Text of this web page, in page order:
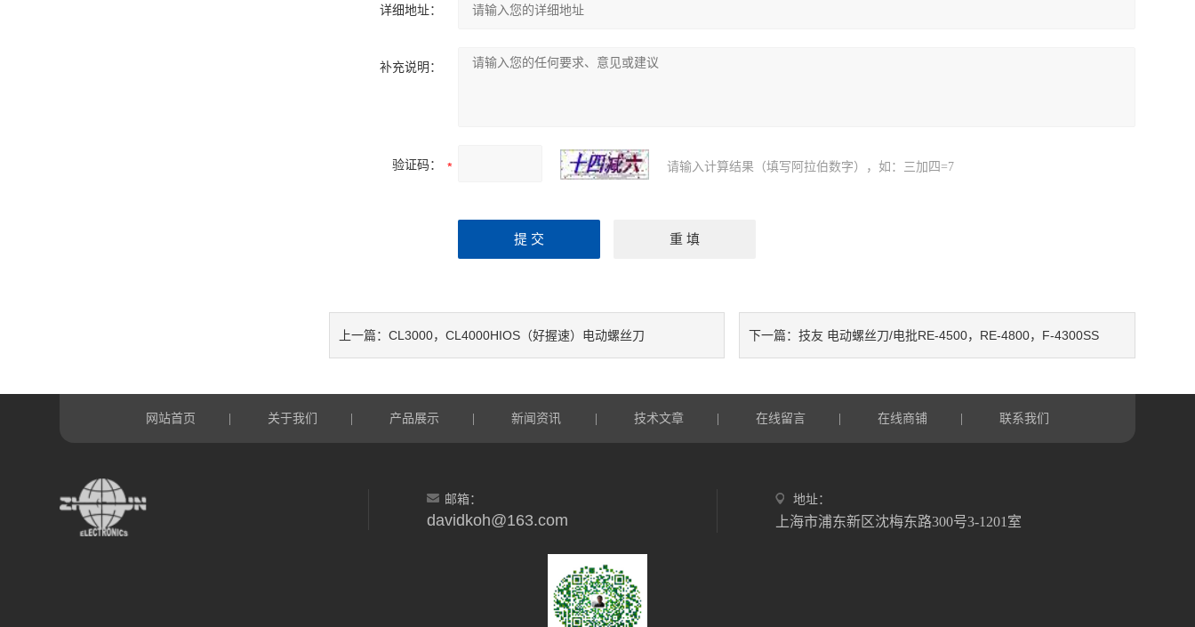
详细地址：
补充说明：
验证码： 请输入计算结果（填写阿拉伯数字），如：三加四=7
上一篇： CL3000，CL4000HIOS（好握速）电动螺丝刀 下一篇：技友 电动螺丝刀/电批RE-4500，RE-4800，F-4300SS
网站首页 关于我们 产品展示 新闻资讯 技术文章 在线留言 在线商铺 联系我们
邮箱：
davidkoh@163.com
地址：
上海市浦东新区沈梅东路300号3-1201室